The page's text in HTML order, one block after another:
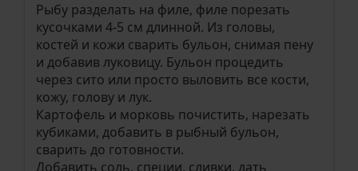
Рыбу разделать на филе, филе порезать
кусочками 4-5 см длинной. Из головы,
костей и кожи сварить бульон, снимая пену
и добавив луковицу. Бульон процедить
через сито или просто выловить все кости,
кожу, голову и лук.
Картофель и морковь почистить, нарезать
кубиками, добавить в рыбный бульон,
сварить до готовности.
Добавить соль, специи, сливки, дать